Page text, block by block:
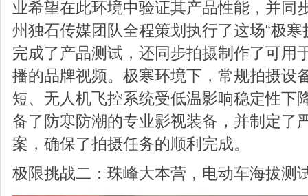
业希望在此环境中验证其产品性能，并同
州独石传媒团队全程策划执行了这场“极寒
完成了产品测试，还同步拍摄制作了可用
播的品牌视频。极寒环境下，常规拍摄设
短、无人机飞控系统受低温影响稳定性下
备了防寒防潮的专业影视装备，并制定了
案，确保了拍摄任务的顺利完成。
极限挑战二：珠峰大本营，电动车海拔测